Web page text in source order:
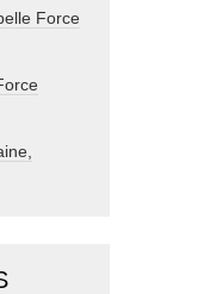
Force